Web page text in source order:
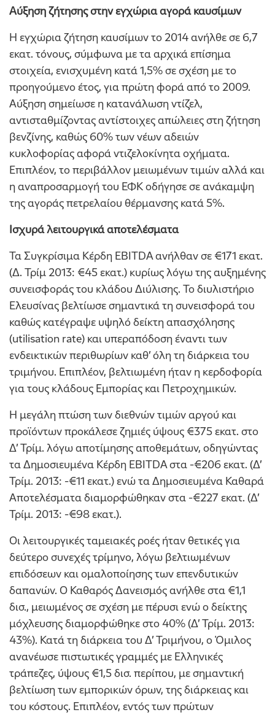
Αύξηση ζήτησης στην εγχώρια αγορά καυσίμων
Η εγχώρια ζήτηση καυσίμων το 2014 ανήλθε σε 6,7
εκατ. τόνους, σύμφωνα με τα αρχικά επίσημα
στοιχεία, ενισχυμένη κατά 1,5% σε σχέση με το
προηγούμενο έτος, για πρώτη φορά από το 2009.
Αύξηση σημείωσε η κατανάλωση ντίζελ,
αντισταθμίζοντας αντίστοιχες απώλειες στη ζήτηση
βενζίνης, καθώς 60% των νέων αδειών
κυκλοφορίας αφορά ντιζελοκίνητα οχήματα.
Επιπλέον, το περιβάλλον μειωμένων τιμών αλλά και
η αναπροσαρμογή του ΕΦΚ οδήγησε σε ανάκαμψη
της αγοράς πετρελαίου θέρμανσης κατά 5%.
Ισχυρά λειτουργικά αποτελέσματα
Τα Συγκρίσιμα Κέρδη EBITDA ανήλθαν σε €171 εκατ.
(Δ. Τρίμ 2013: €45 εκατ.) κυρίως λόγω της αυξημένης
συνεισφοράς του κλάδου Διύλισης. Το διυλιστήριο
Ελευσίνας βελτίωσε σημαντικά τη συνεισφορά του
καθώς κατέγραψε υψηλό δείκτη απασχόλησης
(utilisation rate) και υπεραπόδοση έναντι των
ενδεικτικών περιθωρίων καθ’ όλη τη διάρκεια του
τριμήνου. Επιπλέον, βελτιωμένη ήταν η κερδοφορία
για τους κλάδους Εμπορίας και Πετροχημικών.
Η μεγάλη πτώση των διεθνών τιμών αργού και
προϊόντων προκάλεσε ζημιές ύψους €375 εκατ. στο
Δ’ Τρίμ. λόγω αποτίμησης αποθεμάτων, οδηγώντας
τα Δημοσιευμένα Κέρδη EBITDA στα -€206 εκατ. (Δ’
Τρίμ. 2013: -€11 εκατ.) ενώ τα Δημοσιευμένα Καθαρά
Αποτελέσματα διαμορφώθηκαν στα -€227 εκατ. (Δ’
Τρίμ. 2013: -€98 εκατ.).
Οι λειτουργικές ταμειακές ροές ήταν θετικές για
δεύτερο συνεχές τρίμηνο, λόγω βελτιωμένων
επιδόσεων και ομαλοποίησης των επενδυτικών
δαπανών. Ο Καθαρός Δανεισμός ανήλθε στα €1,1
δισ., μειωμένος σε σχέση με πέρυσι ενώ ο δείκτης
μόχλευσης διαμορφώθηκε στο 40% (Δ’ Τρίμ. 2013:
43%). Κατά τη διάρκεια του Δ’ Τριμήνου, ο Όμιλος
ανανέωσε πιστωτικές γραμμές με Ελληνικές
τράπεζες, ύψους €1,5 δισ. περίπου, με σημαντική
βελτίωση των εμπορικών όρων, της διάρκειας και
του κόστους. Επιπλέον, εντός των πρώτων